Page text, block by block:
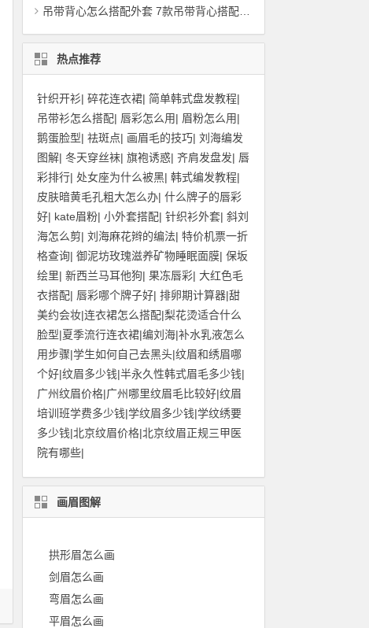
吊带背心怎么搭配外套 7款吊带背心搭配外套图片
热点推荐
针织开衫|碎花连衣裙| 简单韩式盘发教程|
吊带衫怎么搭配| 唇彩怎么用| 眉粉怎么用|
鹅蛋脸型|祛斑点| 画眉毛的技巧|刘海编发
图解|冬天穿丝袜|旗袍诱惑|齐肩发盘发| 唇
彩排行| 处女座为什么被黑|韩式编发教程|
皮肤暗黄毛孔粗大怎么办|什么牌子的唇彩
好| kate眉粉|小外套搭配|针织衫外套|斜刘
海怎么剪|刘海麻花辫的编法|特价机票一折
格查询|御泥坊玫瑰滋养矿物睡眠面膜|保坂
绘里|新西兰马耳他狗|果冻唇彩|大红色毛
衣搭配| 唇彩哪个牌子好|排卵期计算器|甜
美约会妆|连衣裙怎么搭配|梨花烫适合什么
脸型|夏季流行连衣裙|编刘海|补水乳液怎么
用步骤|学生如何自己去黑头|纹眉和绣眉哪
个好|纹眉多少钱|半永久性韩式眉毛多少钱|
广州纹眉价格|广州哪里纹眉毛比较好|纹眉
培训班学费多少钱|学纹眉多少钱|学纹绣要
多少钱|北京纹眉价格|北京纹眉正规三甲医
院有哪些|
画眉图解
拱形眉怎么画
剑眉怎么画
弯眉怎么画
平眉怎么画